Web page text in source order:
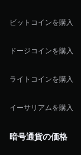
ビットコインを購入
ドージコインを購入
ライトコインを購入
イーサリアムを購入
暗号通貨の価格